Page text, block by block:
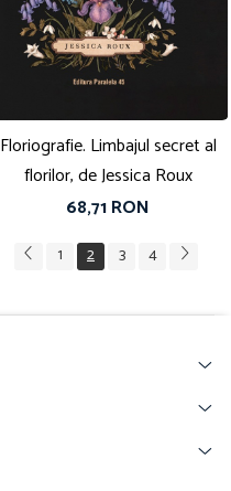
Floriografie. Limbajul secret al
florilor, de Jessica Roux
68,71 RON
1 2 3 4